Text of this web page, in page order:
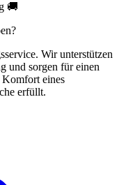
🚚
Wir unterstützen
und sorgen für einen
Komfort eines
erfüllt.